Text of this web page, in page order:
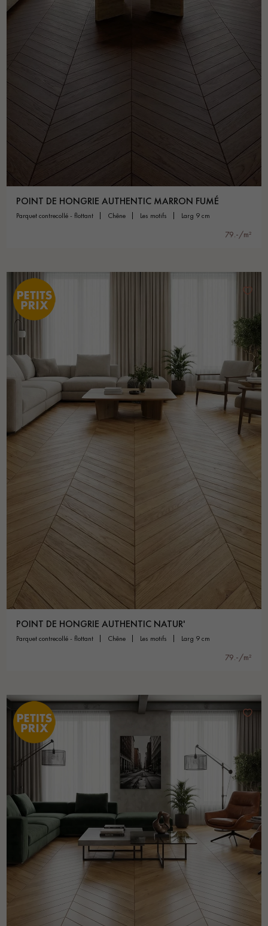
POINT DE HONGRIE AUTHENTIC MARRON FUMÉ
parquet contrecollé - flottant chêne les motifs larg 9 cm
79.-/m²
POINT DE HONGRIE AUTHENTIC NATUR'
parquet contrecollé - flottant chêne les motifs larg 9 cm
79.-/m²